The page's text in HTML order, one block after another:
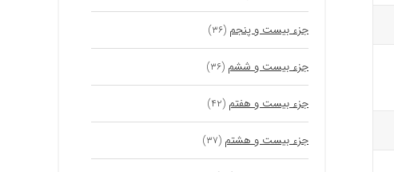
جزء بیست و پنجم (۳۶)
جزء بیست و ششم (۳۶)
جزء بیست و هفتم (۴۲)
جزء بیست و هشتم (۳۷)